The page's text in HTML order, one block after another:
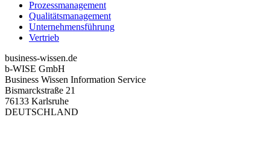
Prozessmanagement
Qualitätsmanagement
Unternehmensführung
Vertrieb
business-wissen.de
b-WISE GmbH
Business Wissen Information Service
Bismarckstraße 21
76133 Karlsruhe
DEUTSCHLAND